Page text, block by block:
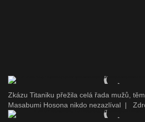
Zkázu Titaniku přežila celá řada mužů,
Masabumi Hosona nikdo nezazlíval |